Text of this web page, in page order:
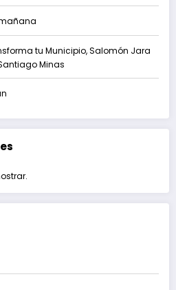
tu Municipio, Salomón Jara
Minas